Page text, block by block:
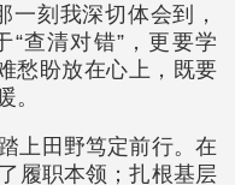
一刻我深切体会到，
查清对错”，更要学
愁盼放在心上，既要
。
上田野笃定前行。在
履职本领；扎根基层